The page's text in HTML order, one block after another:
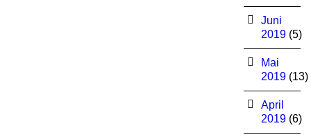
Juni
2019 (5)
Mai
2019 (13)
April
2019 (6)